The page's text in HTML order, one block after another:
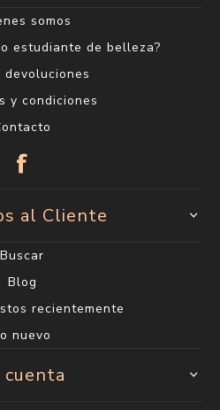
somos
estudiante de belleza?
devoluciones
y condiciones
al Cliente
Buscar
Blog
recientemente
nuevo
cuenta